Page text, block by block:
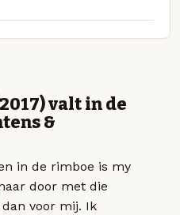
valt in de
&
in de rimboe is my
door met die
voor mij. Ik